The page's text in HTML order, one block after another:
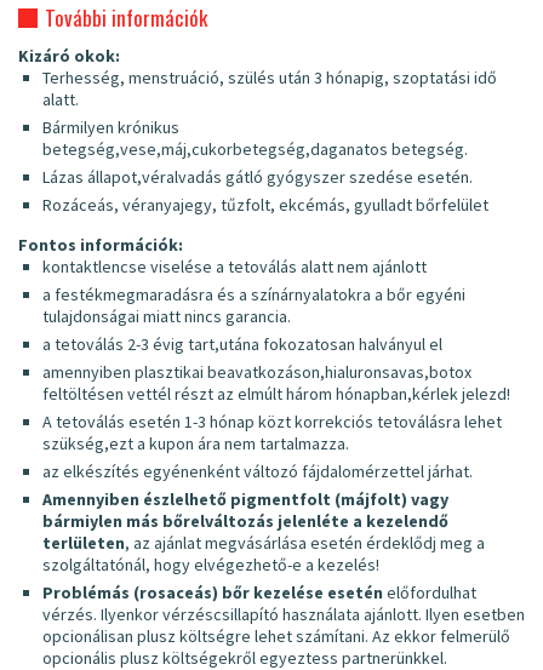
További információk
Kizáró okok:
Terhesség, menstruáció, szülés után 3 hónapig, szoptatási idő
alatt.
Bármilyen krónikus
betegség,vese,máj,cukorbetegség,daganatos betegség.
Lázas állapot,véralvadás gátló gyógyszer szedése esetén.
Rozáceás, véranyajegy, tűzfolt, ekcémás, gyulladt bőrfelület
Fontos információk:
kontaktlencse viselése a tetoválás alatt nem ajánlott
a festékmegmaradásra és a színárnyalatokra a bőr egyéni
tulajdonságai miatt nincs garancia.
a tetoválás 2-3 évig tart,utána fokozatosan halványul el
amennyiben plasztikai beavatkozáson,hialuronsavas,botox
feltöltésen vettél részt az elmúlt három hónapban,kérlek jelezd!
A tetoválás esetén 1-3 hónap közt korrekciós tetoválásra lehet
szükség,ezt a kupon ára nem tartalmazza.
az elkészítés egyénenként változó fájdalomérzettel járhat.
Amennyiben észlelhető pigmentfolt (májfolt) vagy
bármiylen más bőrelváltozás jelenléte a kezelendő
terlületen, az ajánlat megvásárlása esetén érdeklődj meg a
szolgáltatónál, hogy elvégezhető-e a kezelés!
Problémás (rosaceás) bőr kezelése esetén előfordulhat
vérzés. Ilyenkor vérzéscsillapító használata ajánlott. Ilyen esetben
opcionálisan plusz költségre lehet számítani. Az ekkor felmerülő
opcionális plusz költségekről egyeztess partnerünkkel.